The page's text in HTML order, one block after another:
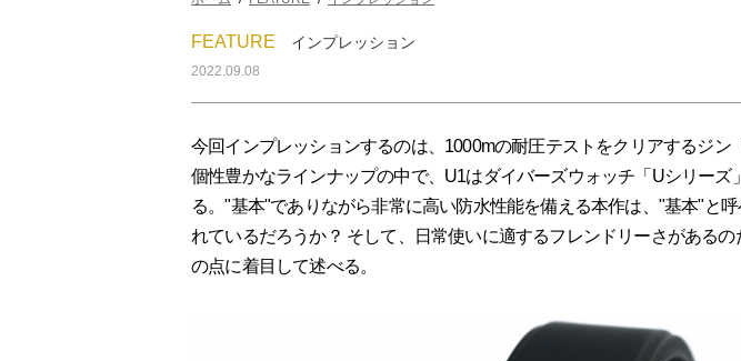
FEATURE インプレッション
2022.09.08
今回インプレッションするのは、1000mの耐圧テストをクリアするジン
個性豊かなラインナップの中で、U1はダイバーズウォッチ「Uシリーズ
る。"基本"でありながら非常に高い防水性能を備える本作は、"基本"と
れているだろうか？ そして、日常使いに適するフレンドリーさがあるの
の点に着目して述べる。